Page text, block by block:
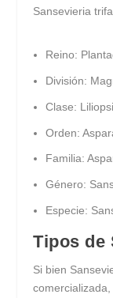
Sansevieria
Reino:
División:
Clase:
Orden:
Familia:
Género:
Especie:
Tipos de
Si bien